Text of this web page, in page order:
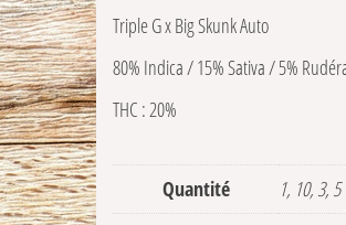
Triple G x Big Skunk Auto
80% Indica / 15% Sativa / 5%
THC : 20%
Quantité 1, 10, 3, 5